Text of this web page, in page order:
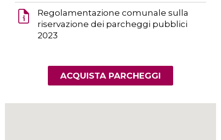
Regolamentazione comunale sulla
riservazione dei parcheggi pubblici
2023
ACQUISTA PARCHEGGI